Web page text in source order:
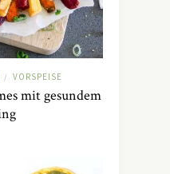
/ VORSPEISE
mit gesundem